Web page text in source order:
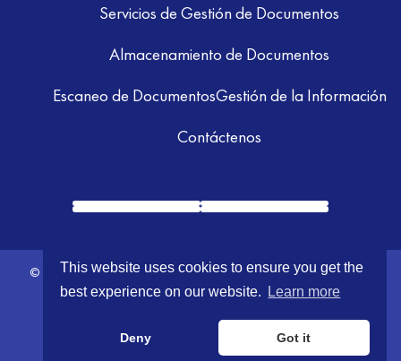
This website uses cookies to ensure you get the
best experience on our website.
Learn more
Deny Got it
Servicios de Gestión de Documentos
Almacenamiento de Documentos
Escaneo de DocumentosGestión de la Información
Contáctenos
© 2026 GRM Information Management. All Rights Reserved.Terms &
Conditions|Privacy Policy